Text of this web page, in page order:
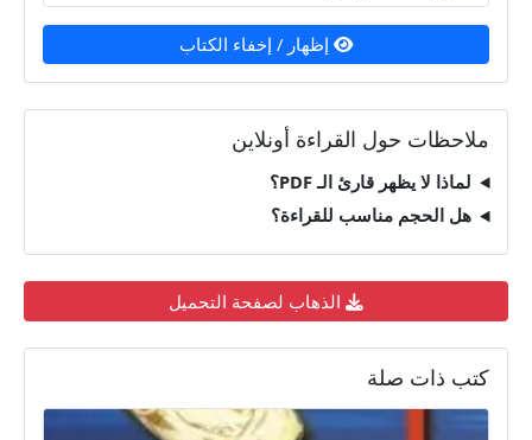
إظهار / إخفاء الكتاب
ملاحظات حول القراءة أونلاين
لماذا لا يظهر قارئ الـ PDF؟
هل الحجم مناسب للقراءة؟
الذهاب لصفحة التحميل
كتب ذات صلة